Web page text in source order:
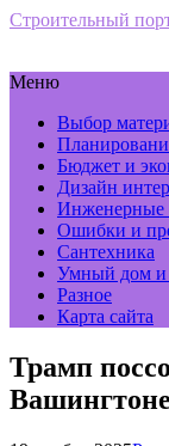
Строительный
Меню
Выбор
Бюджет и
Дизайн
Инженерные
Ошибки и
Сантехника
Умный дом и
Разное
Карта сайта
Трамп
Вашингтоне